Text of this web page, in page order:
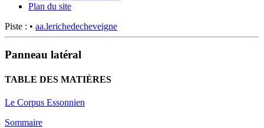
Plan du site
Piste : • aa.lerichedecheveigne
Panneau latéral
TABLE DES MATIÈRES
Le Corpus Essonnien
Sommaire